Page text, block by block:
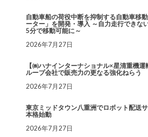
自動車船の荷役中断を抑制する自動車移
ーター」を開発・導入 ～自力走行できな
5分で移動可能に～
2026年7月27日
【㈱ハナインターナショナル×星清重機運
ループ会社で販売力の更なる強化ねらう
2026年7月27日
東京ミッドタウン八重洲でロボット配送
本格始動
2026年7月27日